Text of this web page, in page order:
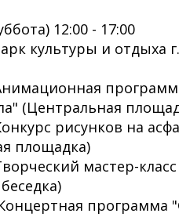
12:00 - 17:00
культуры и отдыха
(Центральная
рисунков на
площадка)
мастер-
Концертная программа